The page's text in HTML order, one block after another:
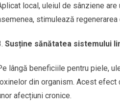
local, uleiul de sânziene
stimulează
Susține sănătatea sistemului
lângă beneficiile pentru piele,
din organism. Acest
afecțiuni cronice.